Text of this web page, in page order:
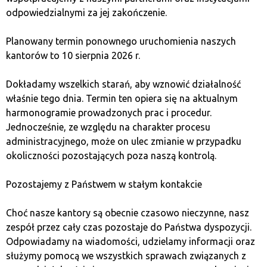
Уникайте передачі криптовалюти
безпосередньо з біржі на адресу обмінника.
візитом до обмінника переведіть її на свій
приватний гаманець.
Хоча зміни можуть здаватися складними, в
результаті ви отримуєте більший контроль над
своїми коштами та підвищену фінансову безпеку.
Якщо у вас виникнуть будь-які запитання або
сумніви, не соромтеся звертатися до працівника
обмінника за допомогою.
гаманець?
Криптовалютні гаманці — це додатки або пристрої,
odpowiedzialnymi za jej zakończenie.
Planowany termin ponownego uruchomienia naszych
kantorów to 10 sierpnia 2026 r.
Dokładamy wszelkich starań, aby wznowić działalność
właśnie tego dnia. Termin ten opiera się na aktualnym
harmonogramie prowadzonych prac i procedur.
Jednocześnie, ze względu na charakter procesu
administracyjnego, może on ulec zmianie w przypadku
okoliczności pozostających poza naszą kontrolą.
Pozostajemy z Państwem w stałym kontakcie
Choć nasze kantory są obecnie czasowo nieczynne, nasz
zespół przez cały czas pozostaje do Państwa dyspozycji.
Odpowiadamy na wiadomości, udzielamy informacji oraz
służymy pomocą we wszystkich sprawach związanych z